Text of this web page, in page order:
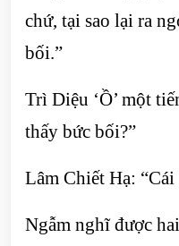
chứ, tại sao lại ra
bối.”
Trì Diệu ‘Ồ’ một
thấy bức bối?”
Lâm Chiết Hạ:
Ngẫm nghĩ được